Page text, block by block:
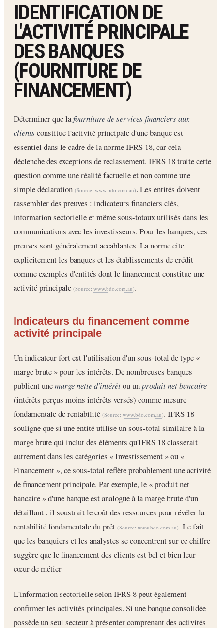
IDENTIFICATION DE
L'ACTIVITÉ PRINCIPALE
DES BANQUES
(FOURNITURE DE
FINANCEMENT)
Déterminer que lafourniture de services financiers aux
clients constitue l'activité principale d'une banque est
essentiel dans le cadre de la norme IFRS 18, car cela
déclenche des exceptions de reclassement. IFRS 18 traite cette
question comme une réalité factuelle et non comme une
simple déclaration (Source: www.bdo.com.au). Les entités doivent
rassembler des preuves : indicateurs financiers clés,
information sectorielle et même sous-totaux utilisés dans les
communications avec les investisseurs. Pour les banques, ces
preuves sont généralement accablantes. La norme cite
explicitement les banques et les établissements de crédit
comme exemples d'entités dont le financement constitue une
activité principale (Source: www.bdo.com.au).
Indicateurs du financement comme
activité principale
Un indicateur fort est l'utilisation d'un sous-total de type «
marge brute » pour les intérêts. De nombreuses banques
publient unemarge nette d'intérêtou unproduit net bancaire
(intérêts perçus moins intérêts versés) comme mesure
fondamentale de rentabilité (Source: www.bdo.com.au). IFRS 18
souligne que si une entité utilise un sous-total similaire à la
marge brute qui inclut des éléments qu'IFRS 18 classerait
autrement dans les catégories « Investissement » ou «
Financement », ce sous-total reflète probablement une activité
de financement principale. Par exemple, le « produit net
bancaire » d'une banque est analogue à la marge brute d'un
détaillant : il soustrait le coût des ressources pour révéler la
rentabilité fondamentale du prêt (Source: www.bdo.com.au). Le fait
que les banquiers et les analystes se concentrent sur ce chiffre
suggère que le financement des clients est bel et bien leur
cœur de métier.
L'information sectorielle selon IFRS 8 peut également
confirmer les activités principales. Si une banque consolidée
possède un seul secteur à présenter comprenant des activités